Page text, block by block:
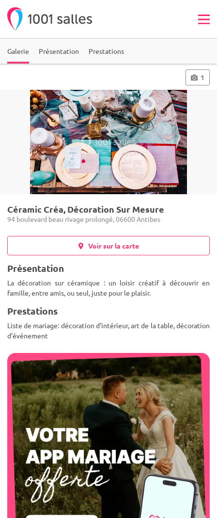
Galerie Présentation Prestations
1
Céramic Créa, Décoration Sur Mesure
94 boulevard beau rivage prolongé, 06600 Antibes
Voir sur la carte
Présentation
La décoration sur céramique : un loisir créatif à découvrir en
famille, entre amis, ou seul, juste pour le plaisir.
Prestations
Liste de mariage: décoration d'intérieur, art de la table, décoration
d’événement